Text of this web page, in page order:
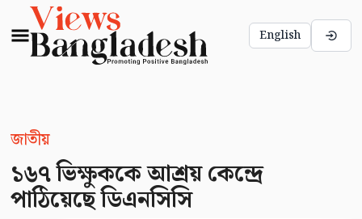
English
জাতীয়
১৬৭ ভিক্ষুককে আশ্রয় কেন্দ্রে
পাঠিয়েছে ডিএনসিসি